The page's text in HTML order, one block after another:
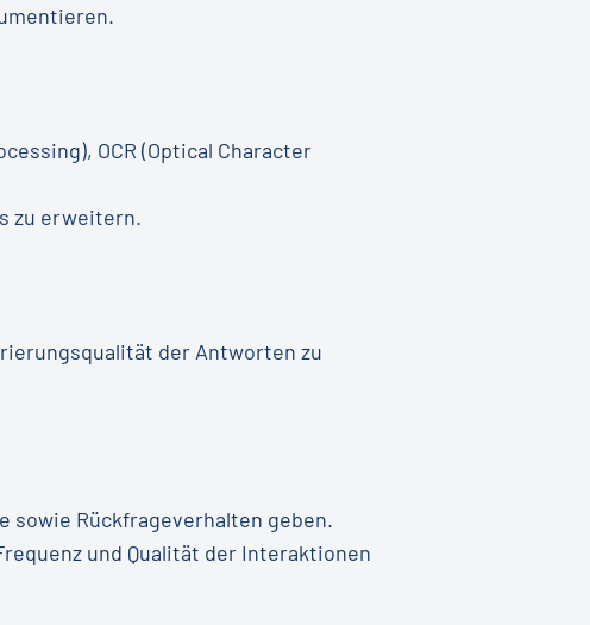
OCR (Optical Character
zu erweitern.
der Antworten zu
sowie Rückfrageverhalten geben.
und Qualität der Interaktionen